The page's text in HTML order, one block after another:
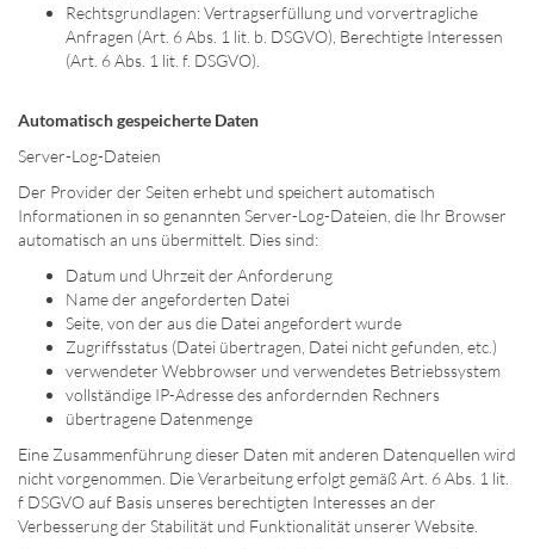
Rechtsgrundlagen: Vertragserfüllung und vorvertragliche
Anfragen (Art. 6 Abs. 1 lit. b. DSGVO), Berechtigte Interessen
(Art. 6 Abs. 1 lit. f. DSGVO).
Automatisch gespeicherte Daten
Server-Log-Dateien
Der Provider der Seiten erhebt und speichert automatisch
Informationen in so genannten Server-Log-Dateien, die Ihr Browser
automatisch an uns übermittelt. Dies sind:
Datum und Uhrzeit der Anforderung
Name der angeforderten Datei
Seite, von der aus die Datei angefordert wurde
Zugriffsstatus (Datei übertragen, Datei nicht gefunden, etc.)
verwendeter Webbrowser und verwendetes Betriebssystem
vollständige IP-Adresse des anfordernden Rechners
übertragene Datenmenge
Eine Zusammenführung dieser Daten mit anderen Datenquellen wird
nicht vorgenommen. Die Verarbeitung erfolgt gemäß Art. 6 Abs. 1 lit.
f DSGVO auf Basis unseres berechtigten Interesses an der
Verbesserung der Stabilität und Funktionalität unserer Website.